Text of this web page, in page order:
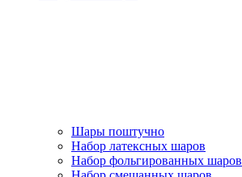
Шары поштучно
Набор латексных шаров
Набор фольгированных шаров